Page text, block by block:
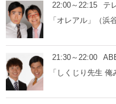
22:00～22:15
テ
「オレアル」（浜谷
21:30～22:00
「しくじり先生 俺